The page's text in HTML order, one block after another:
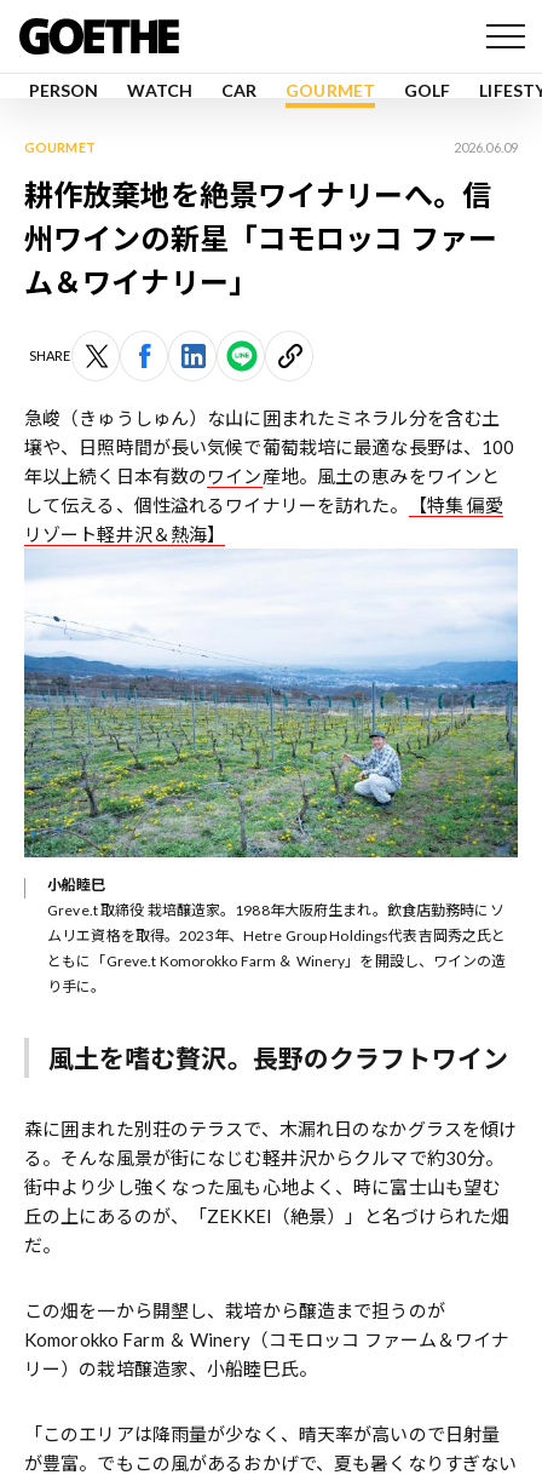
PERSON WATCH CAR GOURMET GOLF
GOURMET 2026.06.09
耕作放棄地を絶景ワイナリーへ。信
州ワインの新星「コモロッコ ファー
ム＆ワイナリー」
SHARE
急峻（きゅうしゅん）な山に囲まれたミネラル分を含む土
壌や、日照時間が長い気候で葡萄栽培に最適な長野は、100
年以上続く日本有数のワイン産地。風土の恵みをワインと
して伝える、個性溢れるワイナリーを訪れた。
【特集 偏愛
リゾート軽井沢＆熱海】
小船睦巳
Greve.t 取締役 栽培醸造家。1988年大阪府生まれ。飲食店勤務時にソ
ムリエ資格を取得。2023年、Hetre Group Holdings代表吉岡秀之氏と
ともに「Greve.t Komorokko Farm ＆ Winery」を開設し、ワインの造
り手に。
風土を嗜む贅沢。長野のクラフトワイン
森に囲まれた別荘のテラスで、木漏れ日のなかグラスを傾け
る。そんな風景が街になじむ軽井沢からクルマで約30分。
街中より少し強くなった風も心地よく、時に富士山も望む
丘の上にあるのが、「ZEKKEI（絶景）」と名づけられた畑
だ。
この畑を一から開墾し、栽培から醸造まで担うのが
Komorokko Farm ＆ Winery（コモロッコ ファーム＆ワイナ
リー）の栽培醸造家、小船睦巳氏。
「このエリアは降雨量が少なく、晴天率が高いので日射量
が豊富。でもこの風があるおかげで、夏も暑くなりすぎない